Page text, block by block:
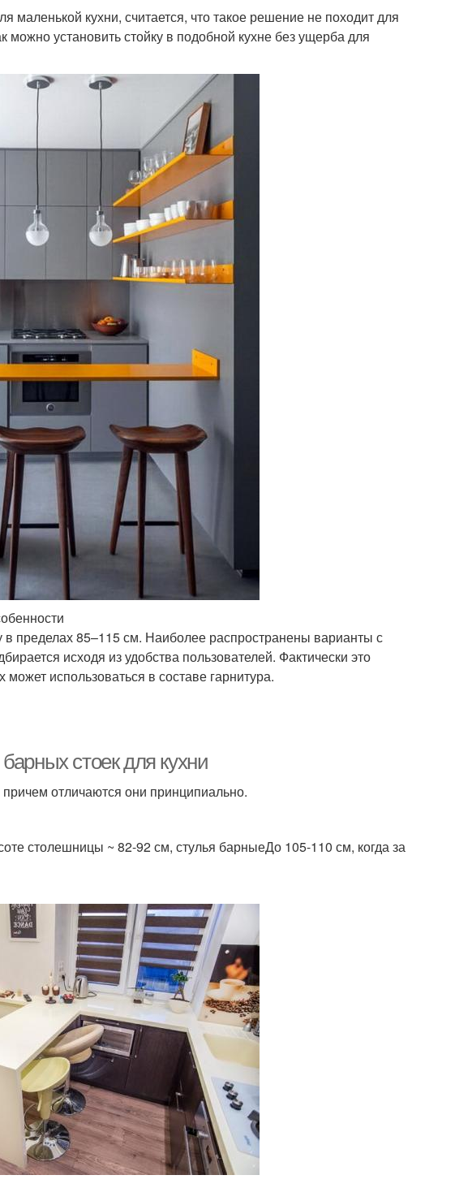
маленькой кухни, считается, что такое решение не походит для
установить стойку в подобной кухне без ущерба для
пределах 85–115 см. Наиболее распространены варианты с
исходя из удобства пользователей. Фактически это
использоваться в составе гарнитура.
стоек для кухни
отличаются они принципиально.
столешницы ~ 82-92 см, стулья барныеДо 105-110 см, когда за